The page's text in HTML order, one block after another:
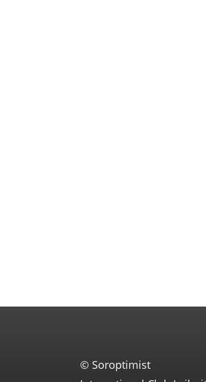
© Soroptimist